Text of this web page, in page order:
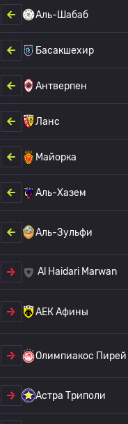
Аль-Шабаб
Басакшехир
Антверпен
Ланс
Майорка
Аль-Хазем
Аль-Зульфи
Al Haidari Marwan
АЕК Афины
Олимпиакос Пирей
Астра Триполи